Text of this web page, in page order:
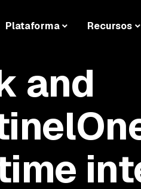
Plataforma Recursos
and